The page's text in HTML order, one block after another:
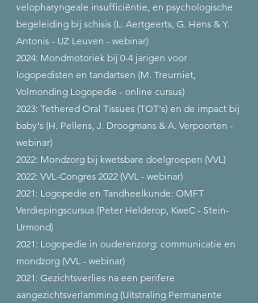
velopharyngeale insufficiëntie, en psychologische
begeleiding bij schisis (L. Aertgeerts, G. Hens & Y.
Antonis - UZ Leuven - webinar)
2024: Mondmotoriek bij 0-4 jarigen voor
logopedisten en tandartsen (M. Treurniet,
Volmonding Logopedie - online cursus)
2023: Tethered Oral Tissues (TOT's) en de impact bij
baby's (H. Pellens, J. Droogmans & A. Verpoorten -
webinar)
2022: Mondzorg bij kwetsbare doelgroepen (VVL)
2022: VVL-Congres 2022 (VVL - webinar)
2021: Logopedie en Tandheelkunde: OMFT
Verdiepingscursus (Peter Helderop, KweC - Stein-
Urmond)
2021: Logopedie in ouderenzorg: communicatie en
mondzorg (VVL - webinar)
2021: Gezichtsverlies na een perifere
aangezichtsverlamming (Uitstraling Permanente